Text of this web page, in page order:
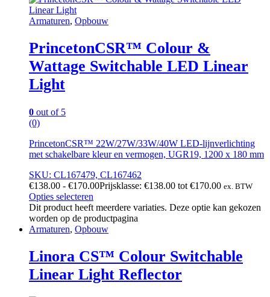
Armaturen, Opbouw
PrincetonCSR™ Colour &
Wattage Switchable LED Linear
Light
0 out of 5
(0)
PrincetonCSR™ 22W/27W/33W/40W LED-lijnverlichting
met schakelbare kleur en vermogen, UGR19, 1200 x 180 mm
SKU: CL167479, CL167462
€138.00 - €170.00Prijsklasse: €138.00 tot €170.00 ex. BTW
Opties selecteren
Dit product heeft meerdere variaties. Deze optie kan gekozen
worden op de productpagina
Armaturen, Opbouw
Linora CS™ Colour Switchable
Linear Light Reflector